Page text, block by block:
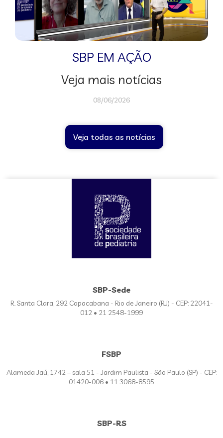
SBP EM AÇÃO
Veja mais notícias
08/06/2026
Veja todas as notícias
SBP-Sede
R. Santa Clara, 292 Copacabana - Rio de Janeiro (RJ) - CEP: 22041-
012 • 21 2548-1999
FSBP
Alameda Jaú, 1742 – sala 51 - Jardim Paulista - São Paulo (SP) - CEP:
01420-006 • 11 3068-8595
SBP-RS